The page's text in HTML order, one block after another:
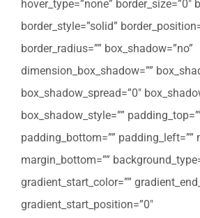
hover_type=”none” border_size=”0″
border_style=”solid”
border_radius=”” box_shadow=”no”
dimension_box_shadow=””
box_shadow_spread=”0″
box_shadow_style=””
padding_bottom=”” padding_left=””
margin_bottom=””
gradient_start_color=””
gradient_start_position=”0″